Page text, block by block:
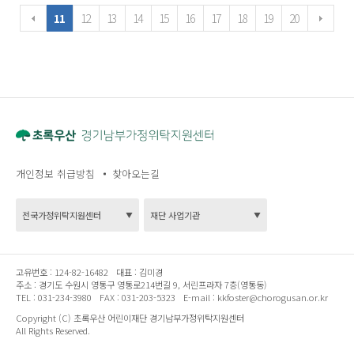
11 12 13 14 15 16 17 18 19 20
개인정보 취급방침 찾아오는길
고유번호 : 124-82-16482 대표 : 김미경
주소 : 경기도 수원시 영통구 영통로214번길 9, 서린프라자 7층(영통동)
TEL : 031-234-3980 FAX : 031-203-5323 E-mail : kkfoster@chorogusan.or.kr
Copyright (C) 초록우산 어린이재단 경기남부가정위탁지원센터
All Rights Reserved.